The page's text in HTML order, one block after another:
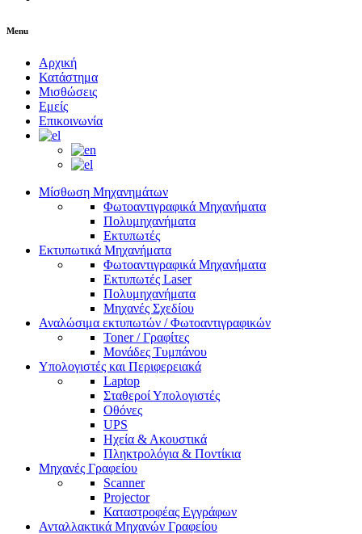
Menu
Αρχική
Κατάστημα
Μισθώσεις
Εμείς
Επικοινωνία
Μίσθωση Μηχανημάτων
Φωτοαντιγραφικά Μηχανήματα
Πολυμηχανήματα
Εκτυπωτές
Εκτυπωτικά Μηχανήματα
Φωτοαντιγραφικά Μηχανήματα
Εκτυπωτές Laser
Πολυμηχανήματα
Μηχανές Σχεδίου
Αναλώσιμα εκτυπωτών / Φωτοαντιγραφικών
Toner / Γραφίτες
Μονάδες Τυμπάνου
Υπολογιστές και Περιφερειακά
Laptop
Σταθεροί Υπολογιστές
Οθόνες
UPS
Ηχεία & Ακουστικά
Πληκτρολόγια & Ποντίκια
Μηχανές Γραφείου
Scanner
Projector
Καταστροφέας Εγγράφων
Ανταλλακτικά Μηχανών Γραφείου